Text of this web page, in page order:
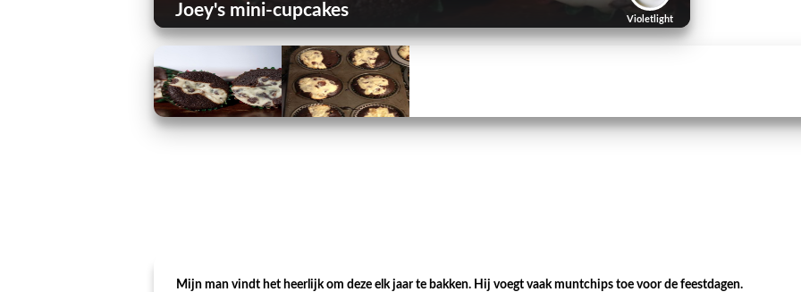
Violetlight
Joey's mini-cupcakes
Mijn man vindt het heerlijk om deze elk jaar te bakken. Hij voegt vaak muntchips toe voor de feestdagen.